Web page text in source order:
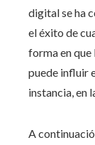
digital se ha
el éxito de
forma en
puede influir
instancia, en
A